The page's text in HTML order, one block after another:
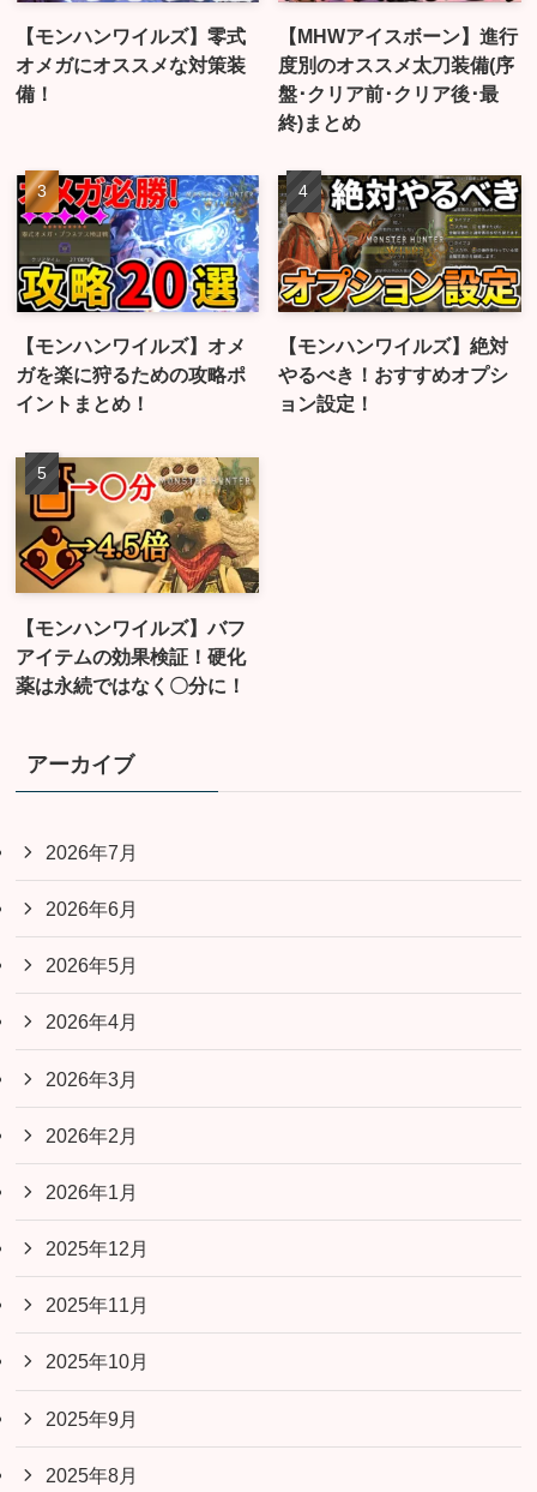
【モンハンワイルズ】零式
オメガにオススメな対策装
備！
【MHWアイスボーン】進行
度別のオススメ太刀装備(序
盤･クリア前･クリア後･最
終)まとめ
【モンハンワイルズ】オメ
ガを楽に狩るための攻略ポ
イントまとめ！
【モンハンワイルズ】絶対
やるべき！おすすめオプシ
ョン設定！
【モンハンワイルズ】バフ
アイテムの効果検証！硬化
薬は永続ではなく〇分に！
アーカイブ
2026年7月
2026年6月
2026年5月
2026年4月
2026年3月
2026年2月
2026年1月
2025年12月
2025年11月
2025年10月
2025年9月
2025年8月